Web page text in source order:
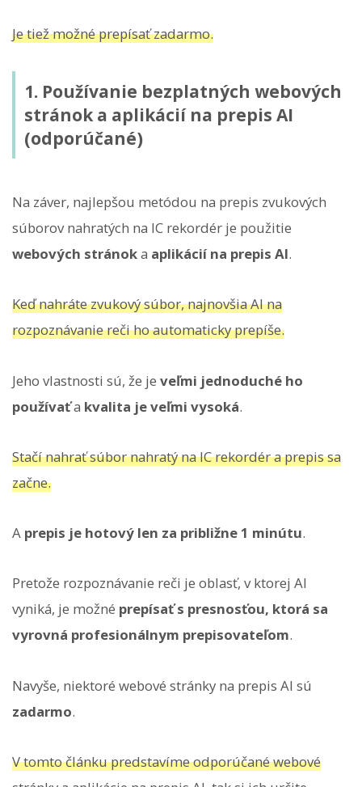
Je tiež možné prepísať zadarmo.
1. Používanie bezplatných webových
stránok a aplikácií na prepis AI
(odporúčané)
Na záver, najlepšou metódou na prepis zvukových
súborov nahratých na IC rekordér je použitie
webových stránoka aplikácií na prepis AI.
Keď nahráte zvukový súbor, najnovšia AI na
rozpoznávanie reči ho automaticky prepíše.
Jeho vlastnosti sú, že je veľmi jednoduché ho
používaťa kvalita je veľmi vysoká.
Stačí nahrať súbor nahratý na IC rekordér a prepis sa
začne.
A prepis je hotový len za približne 1 minútu.
Pretože rozpoznávanie reči je oblasť, v ktorej AI
vyniká, je možné prepísať s presnosťou, ktorá sa
vyrovná profesionálnym prepisovateľom.
Navyše, niektoré webové stránky na prepis AI sú
zadarmo.
V tomto článku predstavíme odporúčané webové